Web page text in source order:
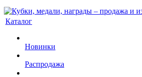
Каталог
Новинки
Распродажа